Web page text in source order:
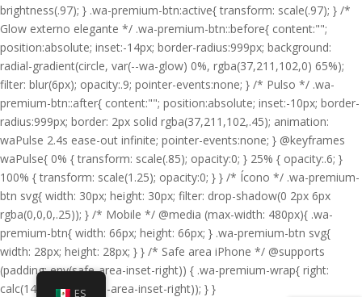
brightness(.97); } .wa-premium-btn:active{ transform: scale(.97); } /*
Glow externo elegante */ .wa-premium-btn::before{ content:"";
position:absolute; inset:-14px; border-radius:999px; background:
radial-gradient(circle, var(--wa-glow) 0%, rgba(37,211,102,0) 65%);
filter: blur(6px); opacity:.9; pointer-events:none; } /* Pulso */ .wa-
premium-btn::after{ content:""; position:absolute; inset:-10px; border-
radius:999px; border: 2px solid rgba(37,211,102,.45); animation:
waPulse 2.4s ease-out infinite; pointer-events:none; } @keyframes
waPulse{ 0% { transform: scale(.85); opacity:0; } 25% { opacity:.6; }
100% { transform: scale(1.25); opacity:0; } } /* Ícono */ .wa-premium-
btn svg{ width: 30px; height: 30px; filter: drop-shadow(0 2px 6px
rgba(0,0,0,.25)); } /* Mobile */ @media (max-width: 480px){ .wa-
premium-btn{ width: 66px; height: 66px; } .wa-premium-btn svg{
width: 28px; height: 28px; } } /* Safe area iPhone */ @supports
(padding: env(safe-area-inset-right)) { .wa-premium-wrap{ right:
calc(14px + env(safe-area-inset-right)); } }
ES